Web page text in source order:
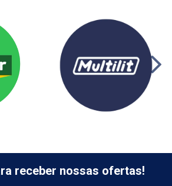
receber nossas ofertas!